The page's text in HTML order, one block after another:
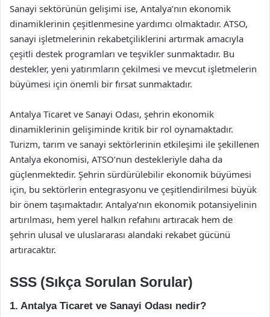
Sanayi sektörünün gelişimi ise, Antalya’nın ekonomik
dinamiklerinin çeşitlenmesine yardımcı olmaktadır. ATSO,
sanayi işletmelerinin rekabetçiliklerini artırmak amacıyla
çeşitli destek programları ve teşvikler sunmaktadır. Bu
destekler, yeni yatırımların çekilmesi ve mevcut işletmelerin
büyümesi için önemli bir fırsat sunmaktadır.
Antalya Ticaret ve Sanayi Odası, şehrin ekonomik
dinamiklerinin gelişiminde kritik bir rol oynamaktadır.
Turizm, tarım ve sanayi sektörlerinin etkileşimi ile şekillenen
Antalya ekonomisi, ATSO’nun destekleriyle daha da
güçlenmektedir. Şehrin sürdürülebilir ekonomik büyümesi
için, bu sektörlerin entegrasyonu ve çeşitlendirilmesi büyük
bir önem taşımaktadır. Antalya’nın ekonomik potansiyelinin
artırılması, hem yerel halkın refahını artıracak hem de
şehrin ulusal ve uluslararası alandaki rekabet gücünü
artıracaktır.
SSS (Sıkça Sorulan Sorular)
1. Antalya Ticaret ve Sanayi Odası nedir?